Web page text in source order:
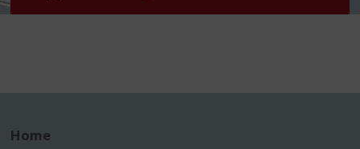
Home